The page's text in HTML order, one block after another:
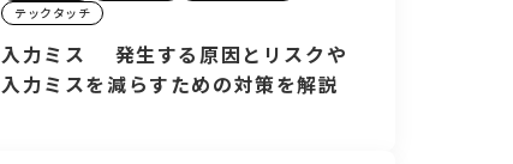
テックタッチ
入力ミス 発生する原因とリスクや
入力ミスを減らすための対策を解説